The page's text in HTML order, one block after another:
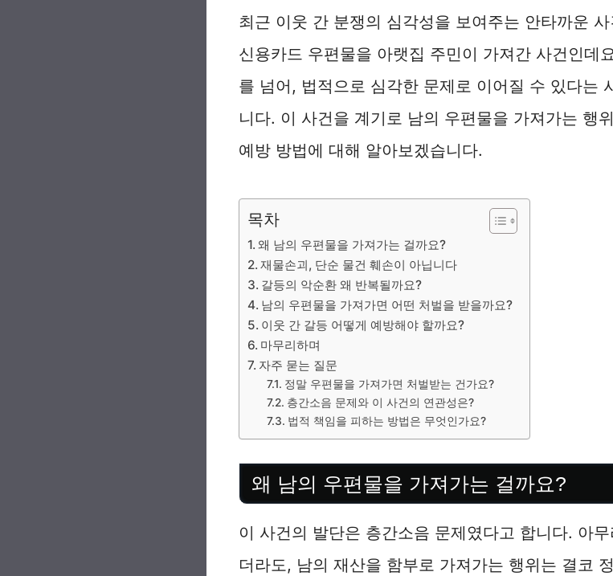
최근 이웃 간 분쟁의 심각성을 보여주는 안타까운
신용카드 우편물을 아랫집 주민이 가져간 사건인데
를 넘어, 법적으로 심각한 문제로 이어질 수 있다는
니다. 이 사건을 계기로 남의 우편물을 가져가는 행
예방 방법에 대해 알아보겠습니다.
목차
왜 남의 우편물을 가져가는 걸까요?
재물손괴, 단순 물건 훼손이 아닙니다
갈등의 악순환 왜 반복될까요?
남의 우편물을 가져가면 어떤 처벌을 받을까요?
이웃 간 갈등 어떻게 예방해야 할까요?
마무리하며
자주 묻는 질문
정말 우편물을 가져가면 처벌받는 건가요?
층간소음 문제와 이 사건의 연관성은?
법적 책임을 피하는 방법은 무엇인가요?
왜 남의 우편물을 가져가는 걸까요?
이 사건의 발단은 층간소음 문제였다고 합니다. 아
더라도, 남의 재산을 함부로 가져가는 행위는 결코